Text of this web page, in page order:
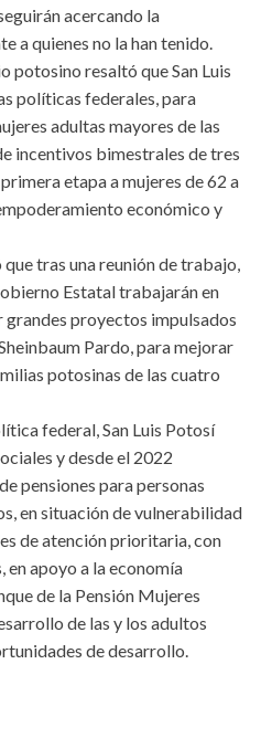
acercando la
a quienes no la han tenido.
potosino resaltó que San Luis
políticas federales, para
adultas mayores de las
incentivos bimestrales de tres
etapa a mujeres de 62 a
económico y
tras una reunión de trabajo,
Estatal trabajarán en
proyectos impulsados
Pardo, para mejorar
potosinas de las cuatro
federal, San Luis Potosí
y desde el 2022
pensiones para personas
en situación de vulnerabilidad
de atención prioritaria, con
apoyo a la economía
de la Pensión Mujeres
de las y los adultos
de desarrollo.